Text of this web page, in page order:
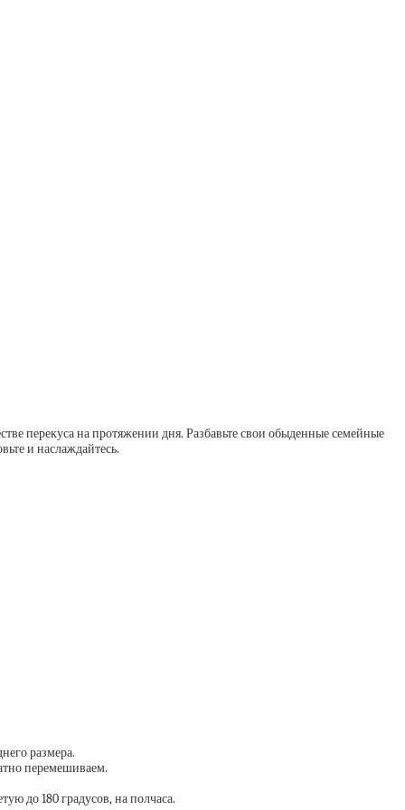
перекуса на протяжении дня. Разбавьте свои обыденные семейные
и наслаждайтесь.
размера.
перемешиваем.
до 180 градусов, на полчаса.